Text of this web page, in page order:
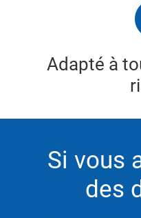
Adapté à
Si vous
des